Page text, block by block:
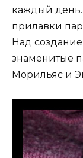
каждый день.
прилавки
Над
знаменитые
Морильяс и